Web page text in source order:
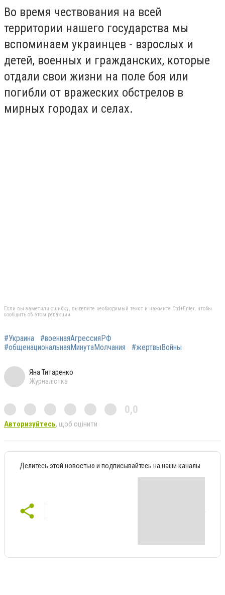
Во время чествования на всей
территории нашего государства мы
вспоминаем украинцев - взрослых и
детей, военных и гражданских, которые
отдали свои жизни на поле боя или
погибли от вражеских обстрелов в
мирных городах и селах.
Если вы заметили ошибку, выделите необходимый текст и нажмите Ctrl+Enter, чтобы
сообщить об этом редакции
#Украина
#военнаяАгрессияРФ
#общенациональнаяМинутаМолчания
#жертвыВойны
Яна Титаренко
Журналістка
0,0
Авторизуйтесь, щоб оцінити
Делитесь этой новостью и подписывайтесь на наши каналы